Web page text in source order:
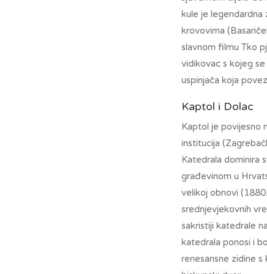
kule je legendardna
krovovima
slavnom filmu Tko
vidikovac s kojeg
uspinjača koja
Kaptol i Dolac
Kaptol je povijesno
institucija
Katedrala dominira
građevinom u
velikoj obnovi
srednjevjekovnih
sakristiji katedrale
katedrala ponosi i
renesansne zidine